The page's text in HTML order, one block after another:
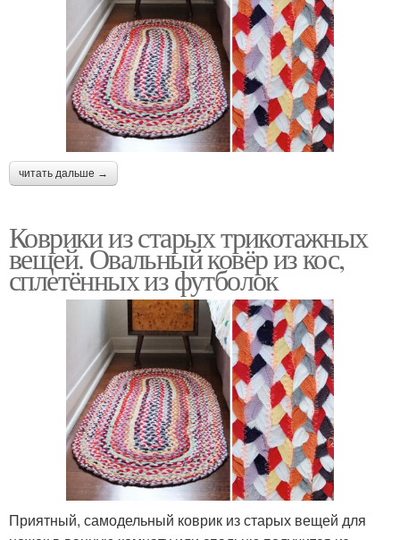
читать дальше →
Коврики из старых трикотажных
вещей. Овальный ковёр из кос,
сплетённых из футболок
Приятный, самодельный коврик из старых вещей для